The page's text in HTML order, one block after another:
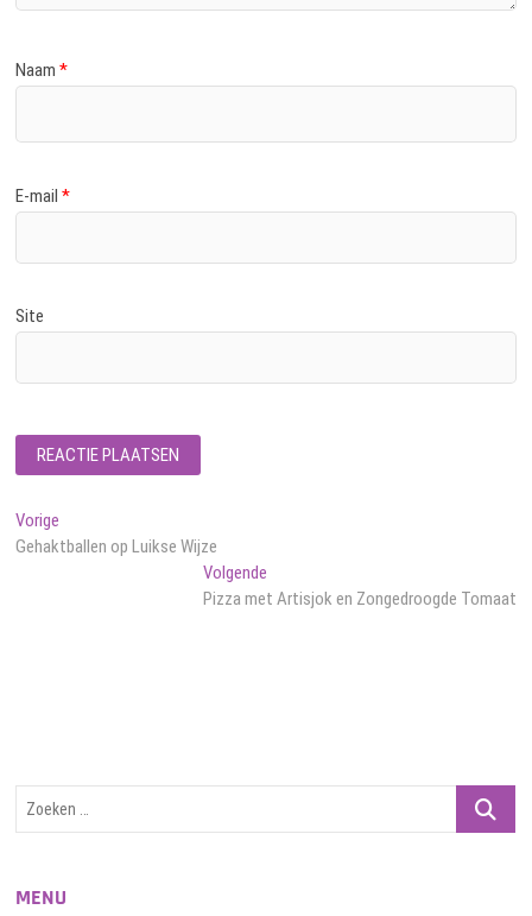
Naam*
E-mail*
Site
Bericht
navigatie
Vorige
bericht:
Gehaktballen op Luikse Wijze
VolgendeVolgend
bericht:
Pizza met Artisjok en Zongedroogde Tomaat
Zoeken
MENU